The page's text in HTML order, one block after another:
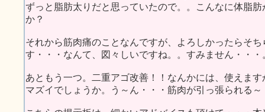
ずっと脂肪太りだと思っていたので。。こんなに体脂
か？
それから筋肉痛のことなんですが、よろしかったらそ
す・・・なんて、図々しいですね。。すみません・・・
あともう一つ。二重アゴ改善！！なんかには、使えま
マズイでしょうか。う～ん・・・筋肉が引っ張られる～